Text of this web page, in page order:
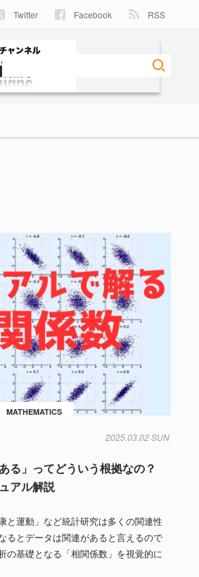
Twitter Facebook RSS
MATHEMATICS
2025.03.02 SUN
る」ってどういう根拠なの？
アル解説
と運動」など統計研究は多くの関連性
るとデータは関連があると言えるので
の基礎となる「相関係数」を視覚的に